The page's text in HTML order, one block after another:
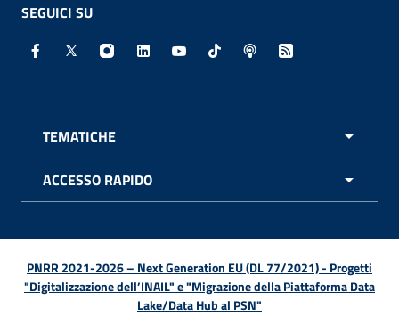
SEGUICI SU
Facebook - Sito esterno - Apertura in nuova finestra
X - Sito esterno - Apertura in nuova finestra
Instagram - Sito esterno - Apertura in
Linkedin - Sito esterno - Apertura in
Youtube - Sito esterno -
TikTok - Sito esterno -
Spreaker - Sito
Feed RSS -
TEMATICHE
ACCESSO RAPIDO
PNRR 2021-2026 – Next Generation EU (DL 77/2021) - Progetti
"Digitalizzazione dell’INAIL" e "Migrazione della Piattaforma Data
Lake/Data Hub al PSN"